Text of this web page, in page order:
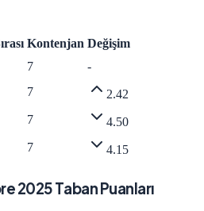
Kontenjan Değişim
7
-
7
2.42
7
4.50
7 4.15
2025Taban Puanları